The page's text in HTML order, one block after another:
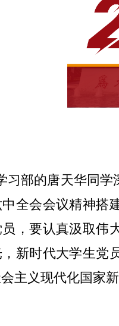
习部的唐天华同
全会会议精神搭
，要认真汲取伟
新时代大学生党
主义现代化国家